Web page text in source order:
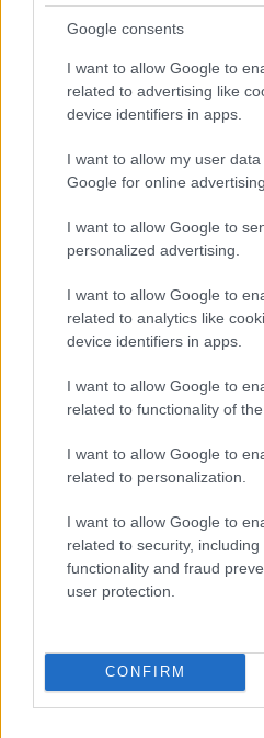
Google consents
I want to allow Google to
related to advertising like
device identifiers in apps.
I want to allow my user
Google for online
I want to allow Google to
personalized advertising.
I want to allow Google to
related to analytics like
device identifiers in apps.
I want to allow Google to
related to functionality of
I want to allow Google to
related to personalization.
I want to allow Google to
related to security,
functionality and fraud
user protection.
CONFIRM
στην Σλοβενία στην
1993. Την αμέσως επόμενη
αποστολή της Κροατίας
Φρανκφούρτη εκείνος
να δείχνει 17:20 ο Θεός
απολαύσαμε τον "μεγάλο"
τον πάρει δίπλα του για να
από κοντά να χορεύει στα